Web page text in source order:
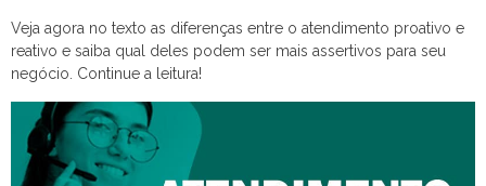
Veja agora no texto as diferenças entre o atendimento proativo e
reativo e saiba qual deles podem ser mais assertivos para seu
negócio. Continue a leitura!